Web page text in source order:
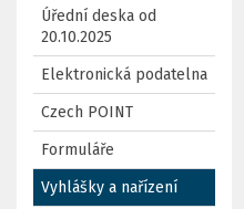
Úřední deska od
20.10.2025
Elektronická podatelna
Czech POINT
Formuláře
Vyhlášky a nařízení